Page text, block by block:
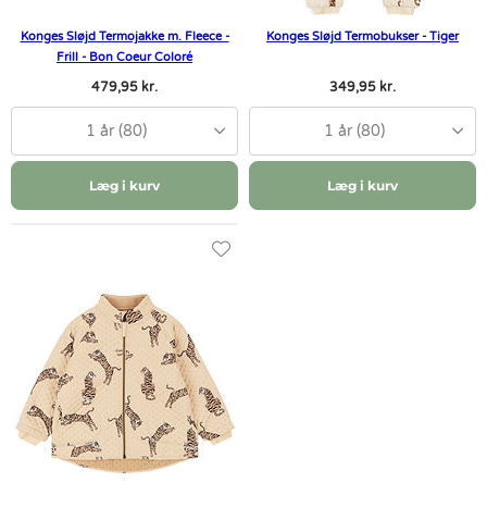
Konges Sløjd Termojakke m. Fleece -
Frill - Bon Coeur Coloré
479,95 kr.
1 år (80)
Læg i kurv
Konges Sløjd Termobukser - Tiger
349,95 kr.
1 år (80)
Læg i kurv